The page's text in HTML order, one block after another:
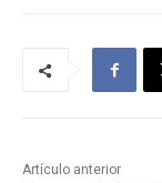
Artículo anterior